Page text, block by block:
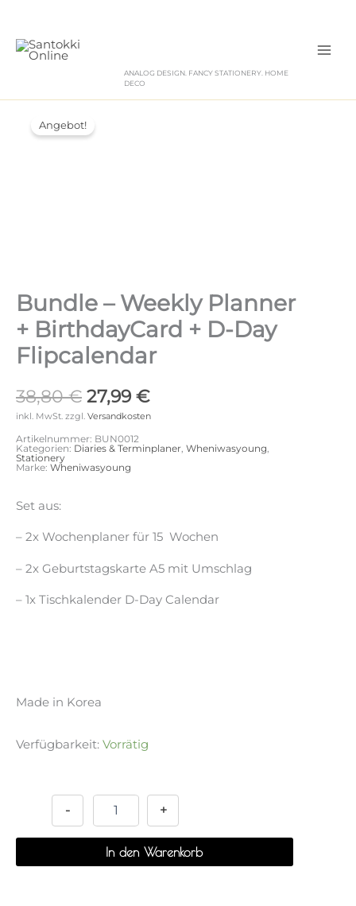
ANALOG DESIGN. FANCY STATIONERY. HOME
DECO
Angebot!
Bundle – Weekly Planner
+ BirthdayCard + D-Day
Flipcalendar
38,80€ Ursprünglicher
Preis
38,80 €
27,99 €Aktueller
Preis
27,99 €.
inkl. MwSt. zzgl. Versandkosten
Artikelnummer: BUN0012
Kategorien: Diaries & Terminplaner Wheniwasyoung
Stationery
Marke: Wheniwasyoung
Set aus:
– 2x Wochenplaner für 15 Wochen
– 2x Geburtstagskarte A5 mit Umschlag
– 1x Tischkalender D-Day Calendar
Made in Korea
Verfügbarkeit: Vorrätig
-
Planner
+
+
In den Warenkorb